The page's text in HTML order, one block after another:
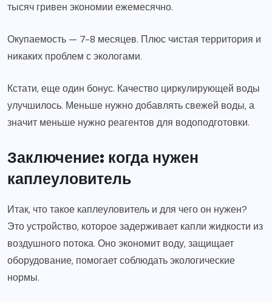
тысяч гривен экономии ежемесячно.
Окупаемость — 7-8 месяцев. Плюс чистая территория и
никаких проблем с экологами.
Кстати, еще один бонус. Качество циркулирующей воды
улучшилось. Меньше нужно добавлять свежей воды, а
значит меньше нужно реагентов для водоподготовки.
Заключение: когда нужен
каплеуловитель
Итак, что такое каплеуловитель и для чего он нужен?
Это устройство, которое задерживает капли жидкости из
воздушного потока. Оно экономит воду, защищает
оборудование, помогает соблюдать экологические
нормы.